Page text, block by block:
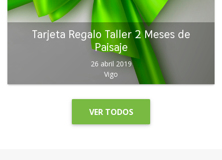
Tarjeta Regalo Taller 2 Meses de
Paisaje
26 abril 2019
Vigo
VER TODOS